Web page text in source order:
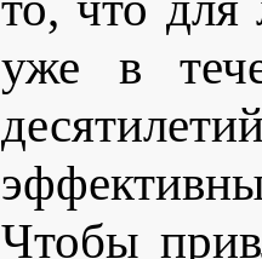
уже в
Чтобы